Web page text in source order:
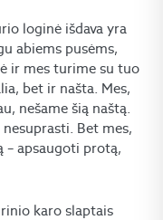
loginė išdava yra
abiems pusėms,
ir mes turime su tuo
bet ir našta. Mes,
nešame šią naštą.
Bet mes,
apsaugoti protą,
karo slaptais